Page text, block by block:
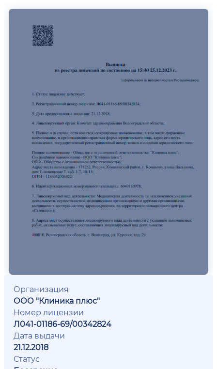
Организация
ООО "Клиника плюс"
Номер лицензии
Л041-01186-69/00342824
Дата выдачи
21.12.2018
Статус